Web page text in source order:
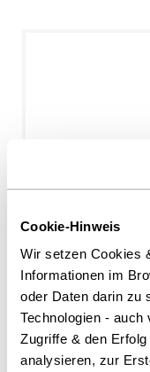
Cookie-Hinweis
Wir setzen Cookies
Informationen im
oder Daten darin zu
Technologien -
Zugriffe & den
analysieren, zur
Stuttgart